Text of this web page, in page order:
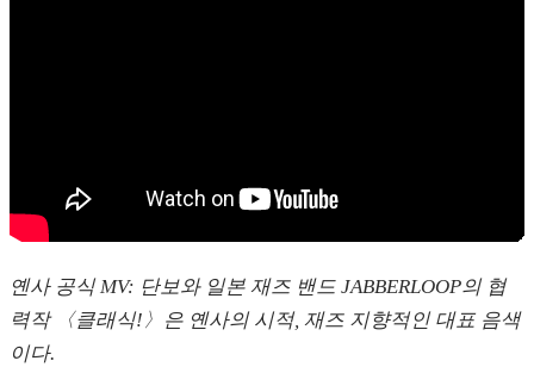
옌사 공식 MV: 단보와 일본 재즈 밴드 JABBERLOOP의 협
력작 〈클래식!〉은 옌사의 시적, 재즈 지향적인 대표 음색
이다.